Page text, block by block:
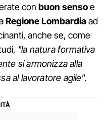
con buon sensoe
Regione Lombardiaad
anche se, come
"la natura formativa
si armonizza alla
al lavoratore agile".